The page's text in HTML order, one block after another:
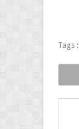
Tags :